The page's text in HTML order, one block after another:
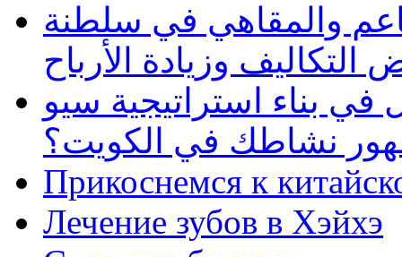
والمقاهي في سلطنة
وزيادة الأرباح
بناء استراتيجية سيو
نشاطك في الكويت؟
Прикоснемся к
Лечение зубов в Хэйхэ